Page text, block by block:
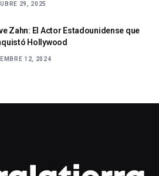
29, 2025
Zahn: El Actor Estadounidense que
Hollywood
12, 2024